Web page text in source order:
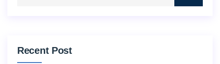
Recent Post